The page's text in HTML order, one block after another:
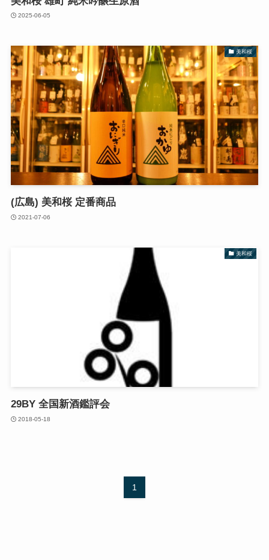
2025-06-05
美和桜
(広島) 美和桜 定番商品
2021-07-06
美和桜
29BY 全国新酒鑑評会
2018-05-18
1